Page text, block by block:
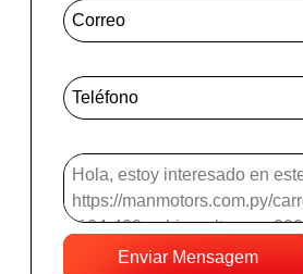
Enviar Mensagem